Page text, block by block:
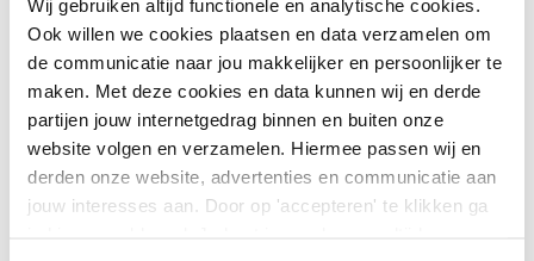
Wij gebruiken altijd functionele en analytische cookies.
Ook willen we cookies plaatsen en data verzamelen om
de communicatie naar jou makkelijker en persoonlijker te
maken. Met deze cookies en data kunnen wij en derde
partijen jouw internetgedrag binnen en buiten onze
website volgen en verzamelen. Hiermee passen wij en
derden onze website, advertenties en communicatie aan
jouw interesses aan. Door op 'accepteren' te klikken ga
Reukarm
Voorkomt vergrijzing van hout
Vergeelt niet
Zijn op waterbasis
Is makkelijk aan te brengen
Heb je nog vragen over Tenco beits of over het schilderen van
het hout in jouw tuin? Neem dan contact op met onze
klantenservice. Wij helpen jouw met advies op het gebied van